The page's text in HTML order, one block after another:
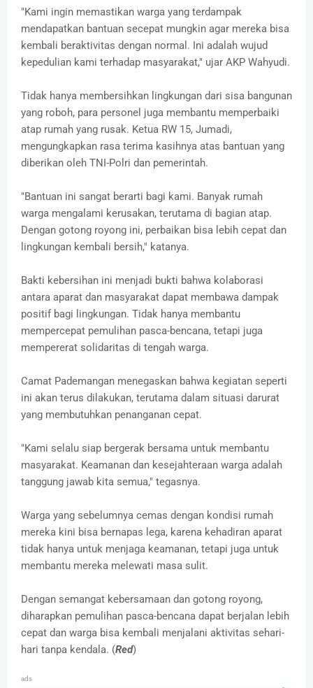
"Kami ingin memastikan warga yang terdampak
mendapatkan bantuan secepat mungkin agar mereka bisa
kembali beraktivitas dengan normal. Ini adalah wujud
kepedulian kami terhadap masyarakat," ujar AKP Wahyudi.
Tidak hanya membersihkan lingkungan dari sisa bangunan
yang roboh, para personel juga membantu memperbaiki
atap rumah yang rusak. Ketua RW 15, Jumadi,
mengungkapkan rasa terima kasihnya atas bantuan yang
diberikan oleh TNI-Polri dan pemerintah.
"Bantuan ini sangat berarti bagi kami. Banyak rumah
warga mengalami kerusakan, terutama di bagian atap.
Dengan gotong royong ini, perbaikan bisa lebih cepat dan
lingkungan kembali bersih," katanya.
Bakti kebersihan ini menjadi bukti bahwa kolaborasi
antara aparat dan masyarakat dapat membawa dampak
positif bagi lingkungan. Tidak hanya membantu
mempercepat pemulihan pasca-bencana, tetapi juga
mempererat solidaritas di tengah warga.
Camat Pademangan menegaskan bahwa kegiatan seperti
ini akan terus dilakukan, terutama dalam situasi darurat
yang membutuhkan penanganan cepat.
"Kami selalu siap bergerak bersama untuk membantu
masyarakat. Keamanan dan kesejahteraan warga adalah
tanggung jawab kita semua," tegasnya.
Warga yang sebelumnya cemas dengan kondisi rumah
mereka kini bisa bernapas lega, karena kehadiran aparat
tidak hanya untuk menjaga keamanan, tetapi juga untuk
membantu mereka melewati masa sulit.
Dengan semangat kebersamaan dan gotong royong,
diharapkan pemulihan pasca-bencana dapat berjalan lebih
cepat dan warga bisa kembali menjalani aktivitas sehari-
hari tanpa kendala. (Red)
ads